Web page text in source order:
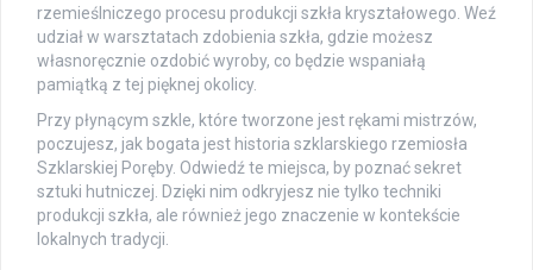
rzemieślniczego procesu produkcji szkła kryształowego. Weź
udział w warsztatach zdobienia szkła, gdzie możesz
własnoręcznie ozdobić wyroby, co będzie wspaniałą
pamiątką z tej pięknej okolicy.
Przy płynącym szkle, które tworzone jest rękami mistrzów,
poczujesz, jak bogata jest historia szklarskiego rzemiosła
Szklarskiej Poręby. Odwiedź te miejsca, by poznać sekret
sztuki hutniczej. Dzięki nim odkryjesz nie tylko techniki
produkcji szkła, ale również jego znaczenie w kontekście
lokalnych tradycji.